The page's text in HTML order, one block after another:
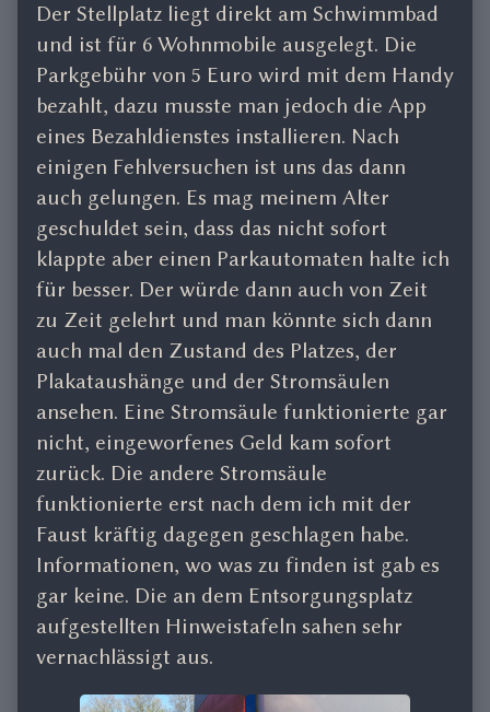
Der Stellplatz liegt direkt am Schwimmbad
und ist für 6 Wohnmobile ausgelegt. Die
Parkgebühr von 5 Euro wird mit dem Handy
bezahlt, dazu musste man jedoch die App
eines Bezahldienstes installieren. Nach
einigen Fehlversuchen ist uns das dann
auch gelungen. Es mag meinem Alter
geschuldet sein, dass das nicht sofort
klappte aber einen Parkautomaten halte ich
für besser. Der würde dann auch von Zeit
zu Zeit gelehrt und man könnte sich dann
auch mal den Zustand des Platzes, der
Plakataushänge und der Stromsäulen
ansehen. Eine Stromsäule funktionierte gar
nicht, eingeworfenes Geld kam sofort
zurück. Die andere Stromsäule
funktionierte erst nach dem ich mit der
Faust kräftig dagegen geschlagen habe.
Informationen, wo was zu finden ist gab es
gar keine. Die an dem Entsorgungsplatz
aufgestellten Hinweistafeln sahen sehr
vernachlässigt aus.